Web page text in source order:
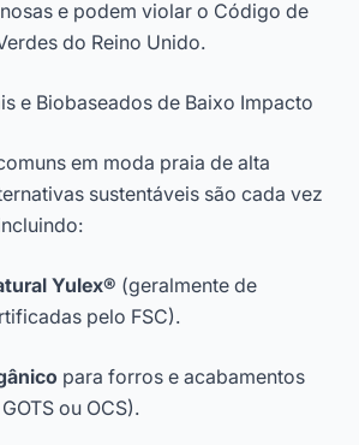
e podem violar o Código de
do Reino Unido.
e Biobaseados de Baixo Impacto
em moda praia de alta
sustentáveis são cada vez
Yulex® (geralmente de
pelo FSC).
para forros e acabamentos
ou OCS).